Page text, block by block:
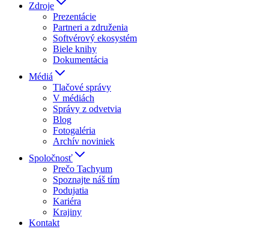
Zdroje
Prezentácie
Partneri a združenia
Softvérový ekosystém
Biele knihy
Dokumentácia
Médiá
Tlačové správy
V médiách
Správy z odvetvia
Blog
Fotogaléria
Archív noviniek
Spoločnosť
Prečo Tachyum
Spoznajte náš tím
Podujatia
Kariéra
Krajiny
Kontakt